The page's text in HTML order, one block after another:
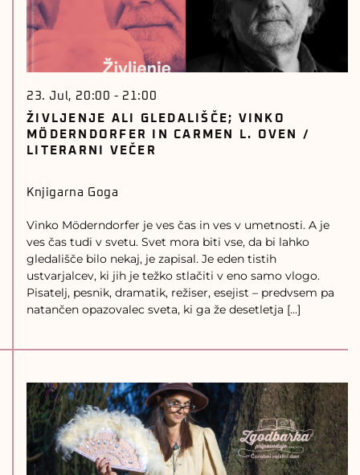
ŽIVLJENJE ALI GLEDALIŠČE; VINKO
MÖDERNDORFER IN CARMEN L. OVEN /
LITERARNI VEČER
23. Jul, 20:00 - 21:00
Knjigarna Goga
Vinko Möderndorfer je ves čas in ves v umetnosti. A je
ves čas tudi v svetu. Svet mora biti vse, da bi lahko
gledališče bilo nekaj, je zapisal. Je eden tistih
ustvarjalcev, ki jih je težko stlačiti v eno samo vlogo.
Pisatelj, pesnik, dramatik, režiser, esejist – predvsem pa
natančen opazovalec sveta, ki ga že desetletja […]